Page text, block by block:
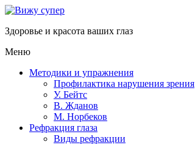
Здоровье и красота ваших глаз
Меню
Методики и упражнения
Профилактика нарушения зрения
У. Бейтс
В. Жданов
М. Норбеков
Рефракция глаза
Виды рефракции